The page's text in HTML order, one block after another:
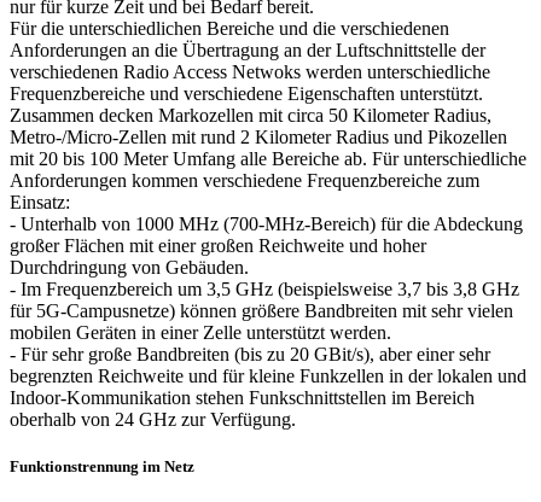
nur für kurze Zeit und bei Bedarf bereit.
Für die unterschiedlichen Bereiche und die verschiedenen
Anforderungen an die Übertragung an der Luftschnittstelle der
verschiedenen Radio Access Netwoks werden unterschiedliche
Frequenzbereiche und verschiedene Eigenschaften unterstützt.
Zusammen decken Markozellen mit circa 50 Kilometer Radius,
Metro-/Micro-Zellen mit rund 2 Kilometer Radius und Pikozellen
mit 20 bis 100 Meter Umfang alle Bereiche ab. Für unterschiedliche
Anforderungen kommen verschiedene Frequenzbereiche zum
Einsatz:
- Unterhalb von 1000 MHz (700-MHz-Bereich) für die Abdeckung
großer Flächen mit einer großen Reichweite und hoher
Durchdringung von Gebäuden.
- Im Frequenzbereich um 3,5 GHz (beispielsweise 3,7 bis 3,8 GHz
für 5G-Campusnetze) können größere Bandbreiten mit sehr vielen
mobilen Geräten in einer Zelle unterstützt werden.
- Für sehr große Bandbreiten (bis zu 20 GBit/s), aber einer sehr
begrenzten Reichweite und für kleine Funkzellen in der lokalen und
Indoor-Kommunikation stehen Funkschnittstellen im Bereich
oberhalb von 24 GHz zur Verfügung.
Funktionstrennung im Netz